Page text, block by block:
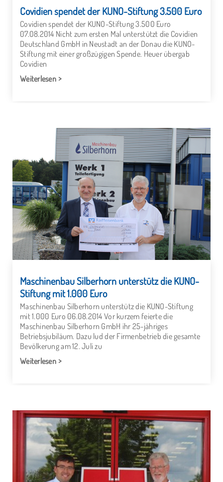
Covidien spendet der KUNO-Stiftung 3.500 Euro
Covidien spendet der KUNO-Stiftung 3.500 Euro
07.08.2014 Nicht zum ersten Mal unterstützt die Covidien
Deutschland GmbH in Neustadt an der Donau die KUNO-
Stiftung mit einer großzügigen Spende. Heuer übergab
Covidien
Weiterlesen
Maschinenbau Silberhorn unterstütz die KUNO-
Stiftung mit 1.000 Euro
Maschinenbau Silberhorn unterstütz die KUNO-Stiftung
mit 1.000 Euro 06.08.2014 Vor kurzem feierte die
Maschinenbau Silberhorn GmbH ihr 25-jähriges
Betriebsjubiläum. Dazu lud der Firmenbetrieb die gesamte
Bevölkerung am 12. Juli zu
Weiterlesen